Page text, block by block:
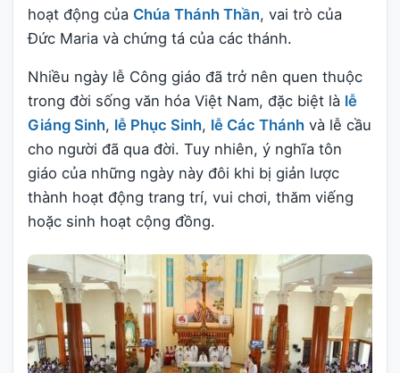
hoạt động của Chúa Thánh Thần, vai trò của
Đức Maria và chứng tá của các thánh.
Nhiều ngày lễ Công giáo đã trở nên quen thuộc
trong đời sống văn hóa Việt Nam, đặc biệt là lễ
Giáng Sinh, lễ Phục Sinh, lễ Các Thánh và lễ cầu
cho người đã qua đời. Tuy nhiên, ý nghĩa tôn
giáo của những ngày này đôi khi bị giản lược
thành hoạt động trang trí, vui chơi, thăm viếng
hoặc sinh hoạt cộng đồng.